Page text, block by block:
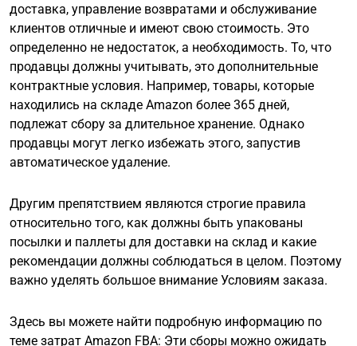
доставка, управление возвратами и обслуживание
клиентов отличные и имеют свою стоимость. Это
определенно не недостаток, а необходимость. То, что
продавцы должны учитывать, это дополнительные
контрактные условия. Например, товары, которые
находились на складе Amazon более 365 дней,
подлежат сбору за длительное хранение. Однако
продавцы могут легко избежать этого, запустив
автоматическое удаление.
Другим препятствием являются строгие правила
относительно того, как должны быть упакованы
посылки и паллеты для доставки на склад и какие
рекомендации должны соблюдаться в целом. Поэтому
важно уделять большое внимание Условиям заказа.
Здесь вы можете найти подробную информацию по
теме затрат Amazon FBA: Эти сборы можно ожидать